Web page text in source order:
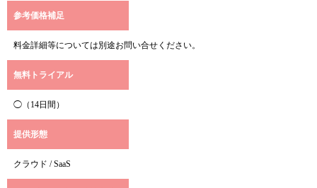
参考価格補足
料金詳細等については別途お問い合せください。
無料トライアル
◯（14日間）
提供形態
クラウド / SaaS